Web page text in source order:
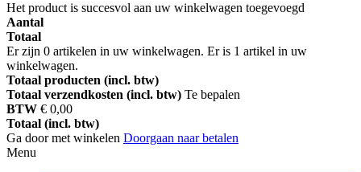
Het product is succesvol aan uw winkelwagen toegevoegd
Aantal
Totaal
Er zijn 0 artikelen in uw winkelwagen. Er is 1 artikel in uw
winkelwagen.
Totaal producten (incl. btw)
Totaal verzendkosten (incl. btw) Te bepalen
BTW € 0,00
Totaal (incl. btw)
Ga door met winkelen Doorgaan naar betalen
Menu